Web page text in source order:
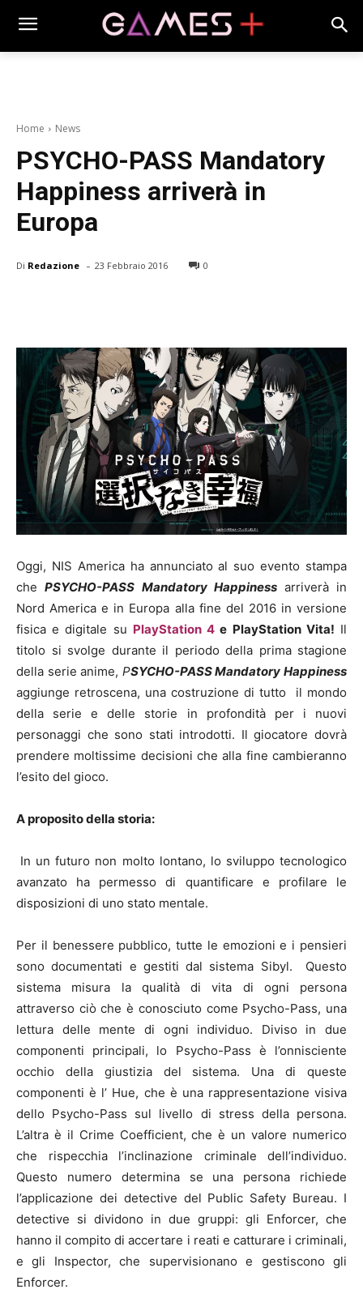
Home News
PSYCHO-PASS Mandatory
Happiness arriverà in
Europa
Di Redazione - 23 Febbraio 2016 0
Oggi, NIS America ha annunciato al suo evento stampa
chePSYCHO-PASS Mandatory Happiness arriverà in
Nord America e in Europa alla fine del 2016 in versione
fisica e digitale su PlayStation 4 e PlayStation Vita! Il
titolo si svolge durante il periodo della prima stagione
della serie anime, PSYCHO-PASS Mandatory Happiness
aggiunge retroscena, una costruzione di tutto il mondo
della serie e delle storie in profondità per i nuovi
personaggi che sono stati introdotti. Il giocatore dovrà
prendere moltissime decisioni che alla fine cambieranno
l’esito del gioco.
A proposito della storia:
In un futuro non molto lontano, lo sviluppo tecnologico
avanzato ha permesso di quantificare e profilare le
disposizioni di uno stato mentale.
Per il benessere pubblico, tutte le emozioni e i pensieri
sono documentati e gestiti dal sistema Sibyl. Questo
sistema misura la qualità di vita di ogni persona
attraverso ciò che è conosciuto come Psycho-Pass, una
lettura delle mente di ogni individuo. Diviso in due
componenti principali, lo Psycho-Pass è l’onnisciente
occhio della giustizia del sistema. Una di queste
componenti è l’ Hue, che è una rappresentazione visiva
dello Psycho-Pass sul livello di stress della persona.
L’altra è il Crime Coefficient, che è un valore numerico
che rispecchia l’inclinazione criminale dell’individuo.
Questo numero determina se una persona richiede
l’applicazione dei detective del Public Safety Bureau. I
detective si dividono in due gruppi: gli Enforcer, che
hanno il compito di accertare i reati e catturare i criminali,
e gli Inspector, che supervisionano e gestiscono gli
Enforcer.